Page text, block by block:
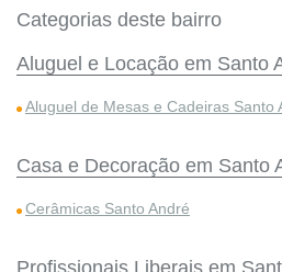
Categorias deste bairro
Aluguel e Locação em Santo
Aluguel de Mesas e Cadeiras Santo
Casa e Decoração em Santo
Cerâmicas Santo André
Profissionais Liberais em